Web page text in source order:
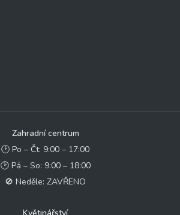
Zahradní centrum
🕑 Po – Čt: 9:00 – 17:00
🕑 Pá – So: 9:00 – 18:00
🚫 Neděle: ZAVŘENO
Květinářství